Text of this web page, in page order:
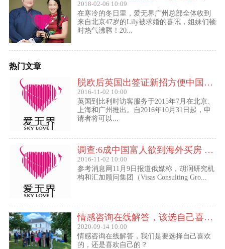
2018-02-06 10:09
在寒冷的冬日里，爱无界广州总部全体收到
来自北京47岁的Lily被求婚的喜讯，姐妹们顿
时热气沸腾！20...
热门文章
脱欧后英国出签证新招方便中国访客进入欧盟
2016-11-02 10:00
英国到比利时访客服务于2015年7月在北京、
上海和广州推出。自2016年10月31日起，申
请者将可以...
调查:6成中国富人欲到海外买房 最想移民去美国
2016-11-02 10:00
参考消息网11月9日报道俄媒称，胡润研究机
构和汇加顾问集团（Visas Consulting Gro...
情感咨询在线解答，该选自己喜欢的,还是喜欢自己的？
2020-09-14 10:00
情感咨询在线解答，我们是要选择自己喜欢
的，还是喜欢自己的？